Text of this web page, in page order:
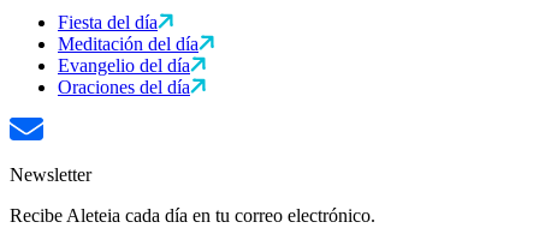
Fiesta del día
Meditación del día
Evangelio del día
Oraciones del día
Newsletter
Recibe Aleteia cada día en tu correo electrónico.